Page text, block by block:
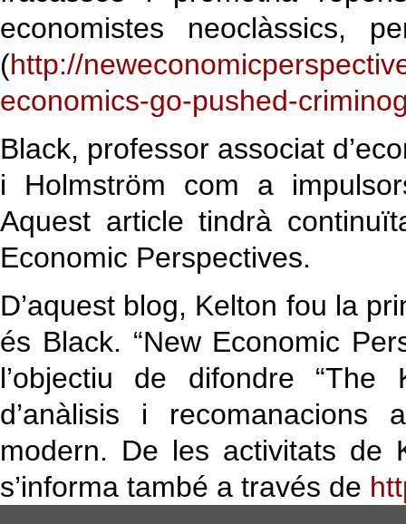
economistes neoclàssics,
(http://
economics-go-pushed-
Black, professor associat
i Holmström com a
Aquest article tindrà
Economic Perspectives.
D’aquest blog, Kelton fou la
és Black. “New Economic
l’objectiu de difondre “The
d’anàlisis i recomanacions
modern. De les activitats de
s’informa també a través de